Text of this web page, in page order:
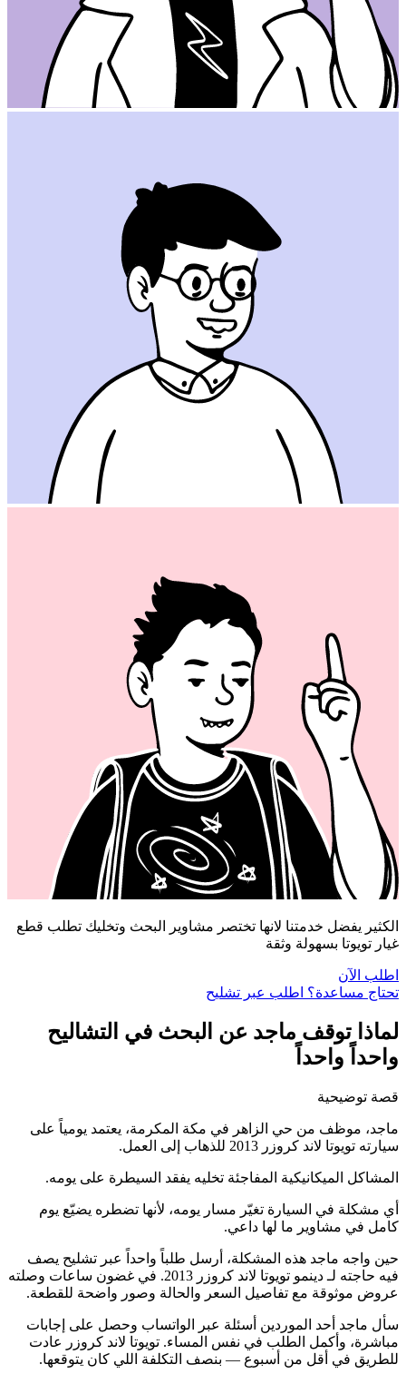
الكثير يفضل خدمتنا لانها تختصر مشاوير البحث وتخليك تطلب قطع
غيار تويوتا بسهولة وثقة
اطلب الآن
تحتاج مساعدة؟ اطلب عبر تشليح
لماذا توقف ماجد عن البحث في التشاليح
واحداً واحداً
قصة توضيحية
ماجد، موظف من حي الزاهر في مكة المكرمة، يعتمد يومياً على
سيارته تويوتا لاند كروزر 2013 للذهاب إلى العمل.
المشاكل الميكانيكية المفاجئة تخليه يفقد السيطرة على يومه.
أي مشكلة في السيارة تغيّر مسار يومه، لأنها تضطره يضيّع يوم
كامل في مشاوير ما لها داعي.
حين واجه ماجد هذه المشكلة، أرسل طلباً واحداً عبر تشليح يصف
فيه حاجته لـ دينمو تويوتا لاند كروزر 2013. في غضون ساعات وصلته
عروض موثوقة مع تفاصيل السعر والحالة وصور واضحة للقطعة.
سأل ماجد أحد الموردين أسئلة عبر الواتساب وحصل على إجابات
مباشرة، وأكمل الطلب في نفس المساء. تويوتا لاند كروزر عادت
للطريق في أقل من أسبوع — بنصف التكلفة اللي كان يتوقعها.